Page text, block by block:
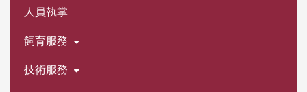
人員執掌
飼育服務
技術服務